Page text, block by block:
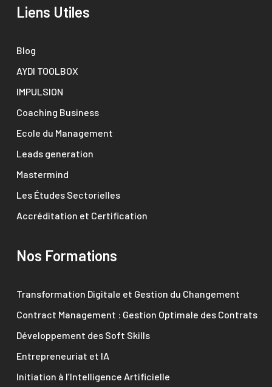
Liens Utiles
Blog
AYDI TOOLBOX
IMPULSION
Coaching Business
Ecole du Management
Leads generation
Mastermind
Les Études Sectorielles
Accréditation et Certification
Nos Formations
Transformation Digitale et Gestion du Changement
Contract Management : Gestion Optimale des Contrats
Développement des Soft Skills
Entrepreneuriat et IA
Initiation à l’Intelligence Artificielle